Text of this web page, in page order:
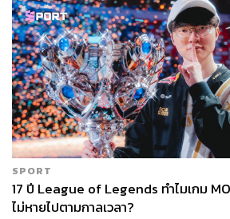
SPORT
17 ปี League of Legends ทำไมเกม
ไม่หายไปตามกาลเวลา?